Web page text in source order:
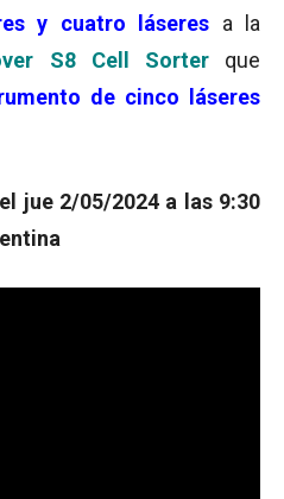
y cuatro láseres a la
S8 Cell Sorterque
de cinco láseres
jue 2/05/2024 a las 9:30